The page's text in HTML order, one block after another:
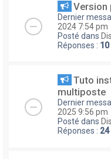
Version
Dernier
2024 7:54 pm
Posté dans
Réponses : 10
Tuto
multiposte
Dernier
2025 9:56 pm
Posté dans
Réponses : 24